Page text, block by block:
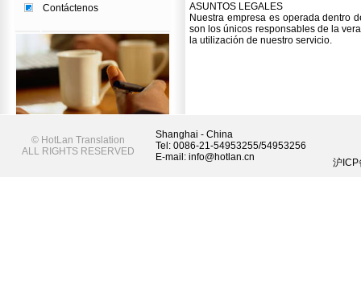
Contáctenos
ASUNTOS LEGALES
Nuestra empresa es operada dentro
son los únicos responsables de la
la utilización de nuestro servicio.
© HotLan Translation
ALL RIGHTS RESERVED
Shanghai - China
Tel: 0086-21-54953255/54953256
E-mail: info@hotlan.cn
沪